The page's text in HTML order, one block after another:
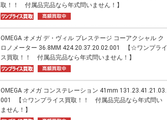
取！！ 付属品完品なら年式問いません！】
OMEGA オメガ デ・ヴィル プレステージ コーアクシャル ク
ロノメーター 36.8MM 424.20.37.20.02.001 【☆ワンプライ
ス買取！！ 付属品完品なら年式問いません！】
OMEGA オメガ コンステレーション 41mm 131.23.41.21.03.
001 【☆ワンプライス買取！！ 付属品完品なら年式問い
ません！】